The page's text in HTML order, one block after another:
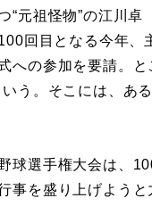
“元祖怪物”の江川卓
回目となる今年、
への参加を要請。と
う。そこには、あ
球選手権大会は、
事を盛り上げようと